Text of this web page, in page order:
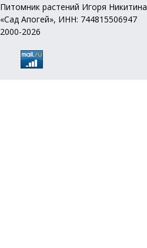
Питомник растений Игоря Никитина
«Сад Апогей», ИНН: 744815506947
2000-2026